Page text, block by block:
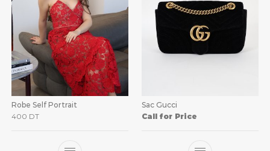
Robe Self Portrait
400 DT
Sac Gucci
Call for Price